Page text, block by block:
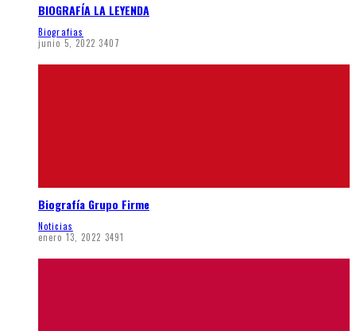
BIOGRAFÍA LA LEYENDA
Biografias
junio 5, 2022 3407
Biografía Grupo Firme
Noticias
enero 13, 2022 3491